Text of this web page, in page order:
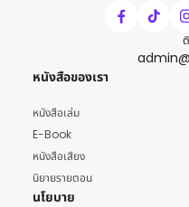
หนังสือของเรา
หนังสือเล่ม
E-Book
หนังสือเสียง
นิยายรายตอน
นโยบาย